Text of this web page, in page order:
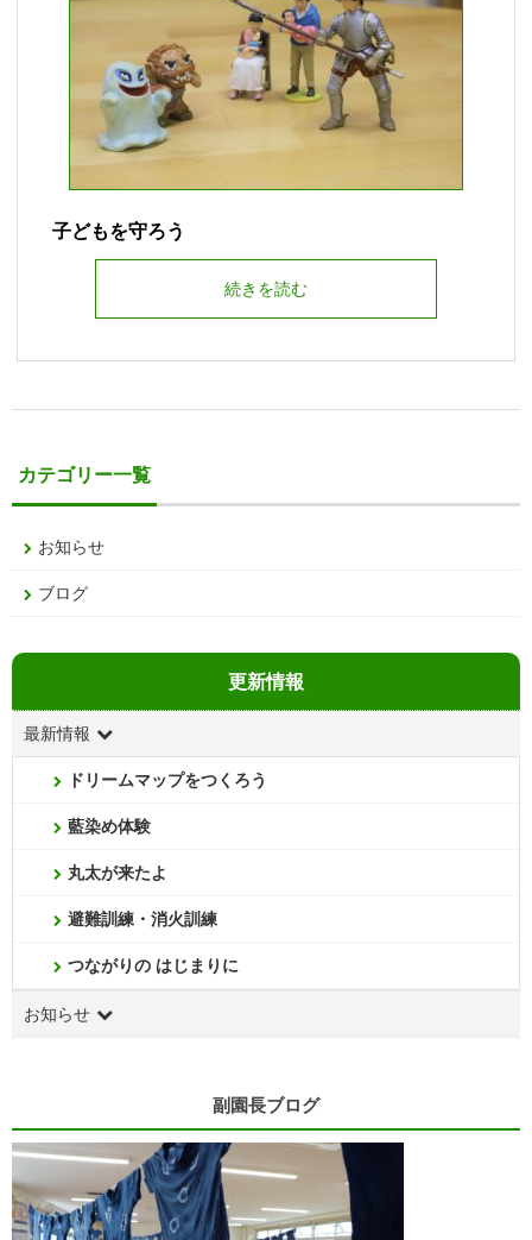
子どもを守ろう
続きを読む
カテゴリー一覧
お知らせ
ブログ
更新情報
最新情報
ドリームマップをつくろう
藍染め体験
丸太が来たよ
避難訓練・消火訓練
つながりの はじまりに
お知らせ
副園長ブログ